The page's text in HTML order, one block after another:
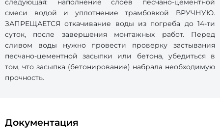
смеси водой и уплотнение трамбовкой ВРУЧНУЮ.
ЗАПРЕЩАЕТСЯ откачивание воды из погреба до 14-ти
суток, после завершения монтажных работ. Перед
сливом воды нужно провести проверку застывания
песчано-цементной засыпки или бетона, убедиться в
том, что засыпка (бетонирование) набрала необходимую
прочность.
Документация